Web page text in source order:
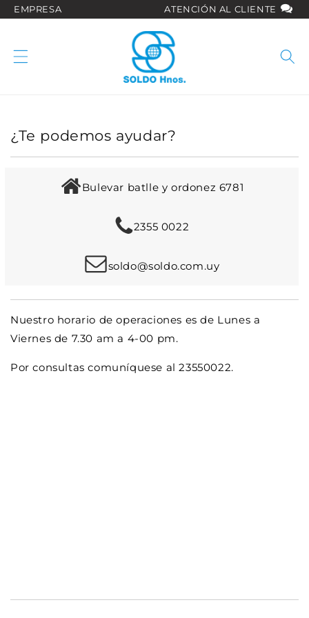
directamente
EMPRESA ATENCIÓN AL CLIENTE
¿Te podemos ayudar?
Bulevar batlle y ordonez 6781
2355 0022
soldo@soldo.com.uy
Nuestro horario de operaciones es de Lunes a
Viernes de 7.30 am a 4-00 pm.
Por consultas comuníquese al 23550022.